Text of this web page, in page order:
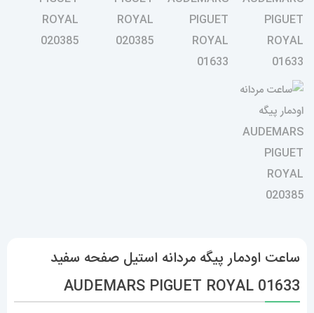
ساعت اودمار پیگه مردانه استیل صفحه سفید
AUDEMARS PIGUET ROYAL 01633